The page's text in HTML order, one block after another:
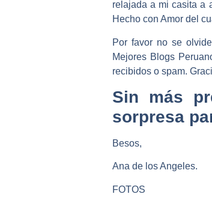
relajada a mi casita a
Hecho con Amor del
Por favor no se
Mejores Blogs
recibidos o spam.
Sin más
sorpresa
Besos,
Ana de los Angeles.
FOTOS